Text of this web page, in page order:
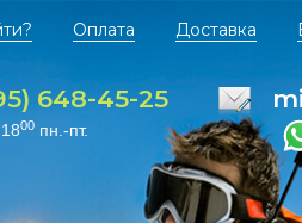
Оплата Доставка
648-45-25
00 пн.-пт.